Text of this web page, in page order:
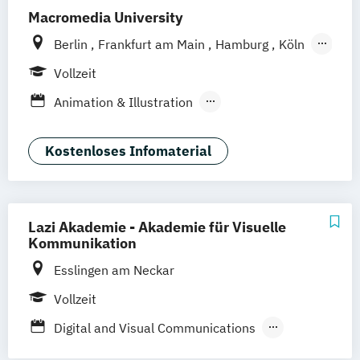
Macromedia University
Berlin Frankfurt am Main Hamburg
Köln
Leipzig
Vollzeit
Animation & Illustration
Design Management (EN)
Digital Music Production
Journalismus
Medien- und Kommunikationsmanagement
Medien- und Kommuni­kations­management
Kostenloses Infomaterial
Lazi Akademie - Akademie für Visuelle
Kommunikation
Esslingen am Neckar
Vollzeit
Digital and Visual Communications